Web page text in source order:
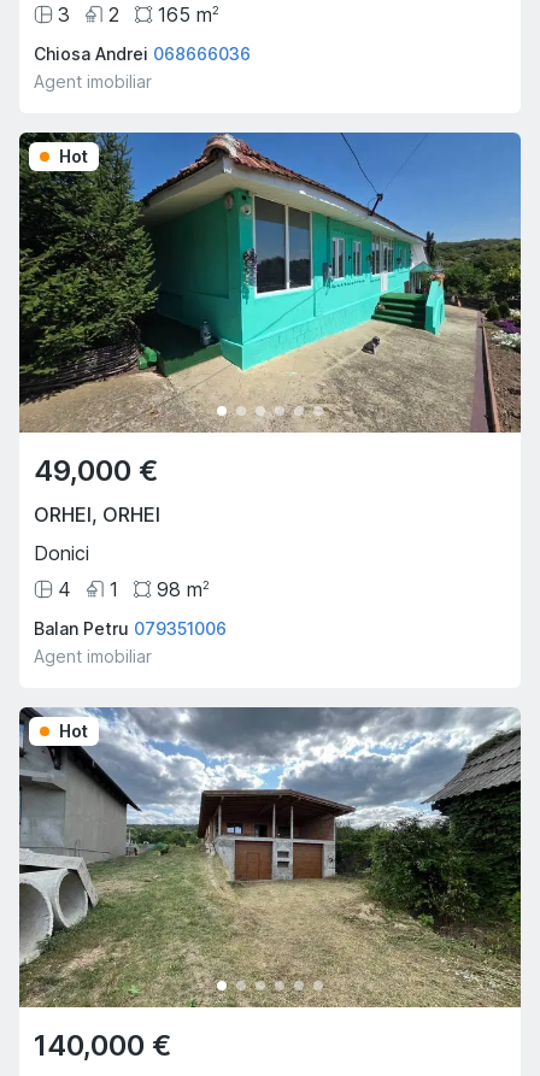
3
2 165 m2
Chiosa Andrei 068666036
Agent imobiliar
Hot
49,000 €
ORHEI, ORHEI
Donici
4
1 98 m2
Balan Petru 079351006
Agent imobiliar
Hot
140,000 €